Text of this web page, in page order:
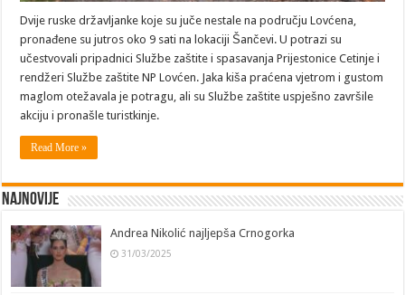
Dvije ruske državljanke koje su juče nestale na području Lovćena,
pronađene su jutros oko 9 sati na lokaciji Šančevi. U potrazi su
učestvovali pripadnici Službe zaštite i spasavanja Prijestonice Cetinje i
rendžeri Službe zaštite NP Lovćen. Jaka kiša praćena vjetrom i gustom
maglom otežavala je potragu, ali su Službe zaštite uspješno završile
akciju i pronašle turistkinje.
Read More »
Najnovije
Andrea Nikolić najljepša Crnogorka
31/03/2025